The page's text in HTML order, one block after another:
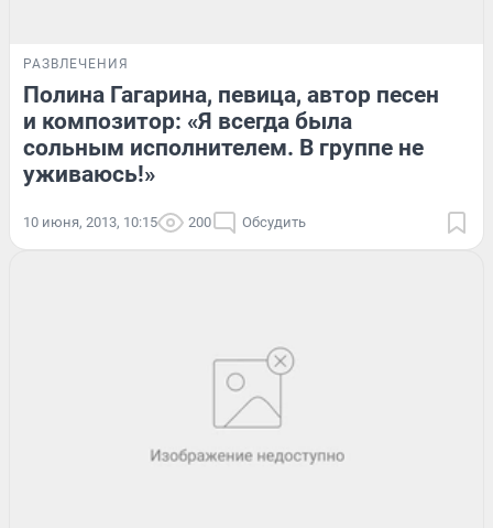
РАЗВЛЕЧЕНИЯ
Полина Гагарина, певица, автор песен
и композитор: «Я всегда была
сольным исполнителем. В группе не
уживаюсь!»
10 июня, 2013, 10:15 200 Обсудить